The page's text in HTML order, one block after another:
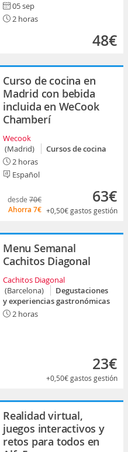
05 sep
2 horas
48€
Curso de cocina en
Madrid con bebida
incluida en WeCook
Chamberí
Wecook
(Madrid)
Cursos de cocina
2 horas
Español
desde 70€
Ahorra 7€
63€
+0,50€gastos gestión
Menu Semanal
Cachitos Diagonal
Cachitos Diagonal
(Barcelona)
Degustaciones
y experiencias gastronómicas
2 horas
23€
+0,50€gastos gestión
Realidad virtual,
juegos interactivos y
retos para todos en